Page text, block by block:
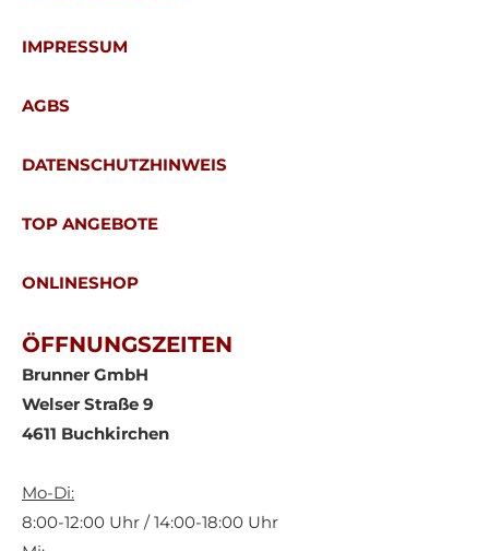
IMPRESSUM
AGBS
DATENSCHUTZHINWEIS
TOP ANGEBOTE
ONLINESHOP
ÖFFNUNGSZEITEN
Brunner GmbH
Welser Straße 9
4611 Buchkirchen
Mo-Di:
8:00-12:00 Uhr / 14:00-18:00 Uhr